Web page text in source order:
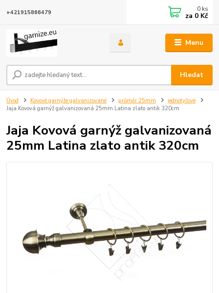
Menu
Hledat
+421915866479 0 ks
za 0 Kč
Úvod Kovové garnýže galvanizované průměr 25mm
jednotyčové
Jaja Kovová garnýž galvanizovaná 25mm Latina zlato antik 320cm
Jaja Kovová garnýž galvanizovaná
25mm Latina zlato antik 320cm